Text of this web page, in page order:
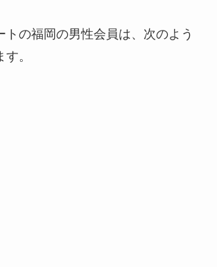
トの福岡の男性会員は、次のよう
。